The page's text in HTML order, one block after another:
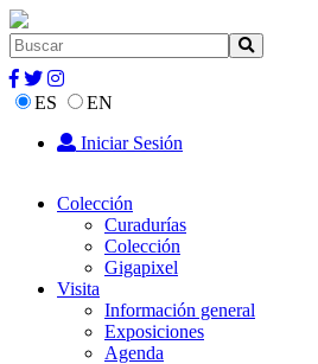
ES
EN
Iniciar Sesión
Colección
Curadurías
Colección
Gigapixel
Visita
Información general
Exposiciones
Agenda